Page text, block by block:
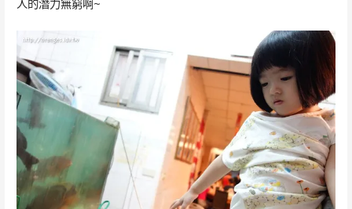
人的潛力無窮啊~